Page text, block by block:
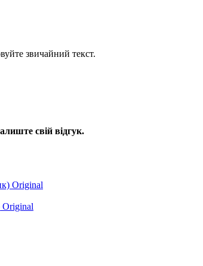
звичайний текст.
свій відгук.
Original